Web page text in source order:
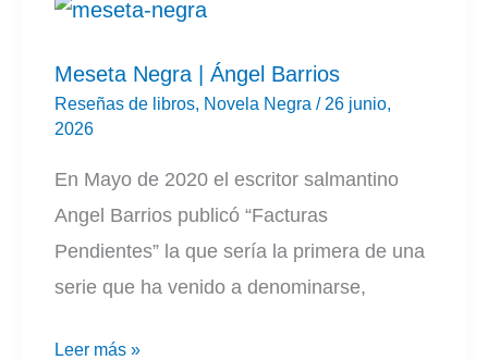
Meseta Negra | Ángel Barrios
Reseñas de libros, Novela Negra / 26 junio,
2026
En Mayo de 2020 el escritor salmantino
Angel Barrios publicó “Facturas
Pendientes” la que sería la primera de una
serie que ha venido a denominarse,
Meseta
Leer más »